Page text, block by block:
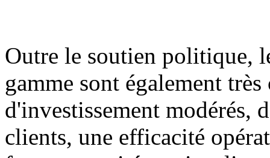
Outre le soutien politique,
gamme sont également
d'investissement modérés,
clients, une efficacité